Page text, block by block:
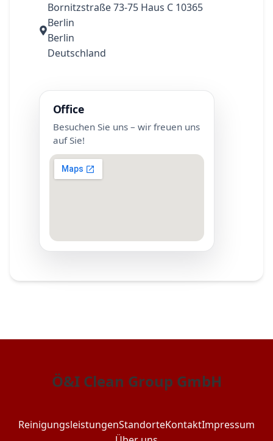
Bornitzstraße 73-75 Haus C 10365
Berlin
Berlin
Deutschland
Office
Besuchen Sie uns – wir freuen uns
auf Sie!
Ö&I Clean Group GmbH
ReinigungsleistungenStandorteKontaktImpressum